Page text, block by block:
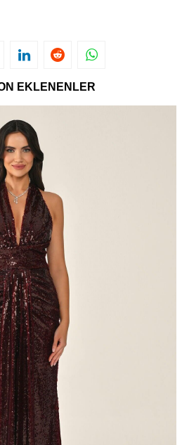
EKLENENLER